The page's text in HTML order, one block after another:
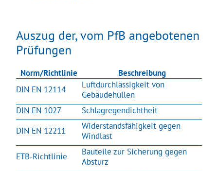
Auszug der, vom PfB angebotenen
Prüfungen
Norm/Richtlinie
Beschreibung
DIN EN 12114
Luftdurchlässigkeit von
Gebäudehüllen
DIN EN 1027
Schlagregendichtheit
DIN EN 12211
Widerstandsfähigkeit gegen
Windlast
ETB-Richtlinie
Bauteile zur Sicherung gegen
Absturz